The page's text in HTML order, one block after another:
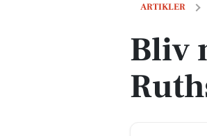
ARTIKLER
Bliv
Bliv